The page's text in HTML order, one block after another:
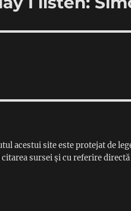
acestui site este protejat de
citarea sursei și cu referire